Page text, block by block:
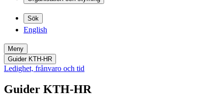
Sök
English
Meny
Guider KTH-HR
Ledighet, frånvaro och tid
Guider KTH-HR